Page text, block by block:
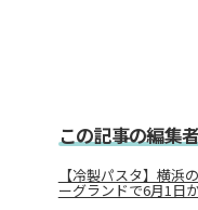
この記事の編集
【冷製パスタ】横浜
ーグランドで6月1日